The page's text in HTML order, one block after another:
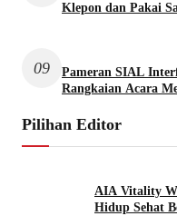
Klepon dan Pakai
09
Pameran SIAL
Rangkaian Acara
Pilihan Editor
AIA Vitality
Hidup Sehat